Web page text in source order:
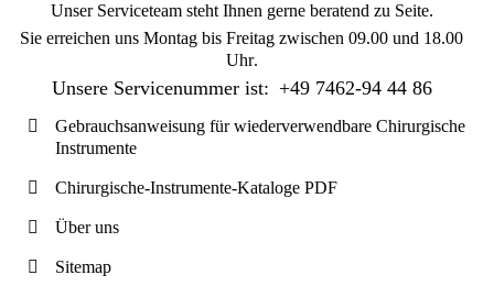
Unser Serviceteam steht Ihnen gerne beratend zu Seite.
Sie erreichen uns Montag bis Freitag zwischen 09.00 und 18.00
Uhr.
Unsere Servicenummer ist: +49 7462-94 44 86
Gebrauchsanweisung für wiederverwendbare Chirurgische
Instrumente
Chirurgische-Instrumente-Kataloge PDF
Über uns
Sitemap